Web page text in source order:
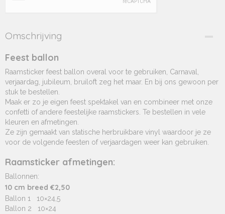
Omschrijving
Feest ballon
Raamsticker feest ballon overal voor te gebruiken, Carnaval,
verjaardag, jubileum, bruiloft zeg het maar. En bij ons gewoon per
stuk te bestellen.
Maak er zo je eigen feest spektakel van en combineer met onze
confetti of andere feestelijke raamstickers. Te bestellen in vele
kleuren en afmetingen.
Ze zijn gemaakt van statische herbruikbare vinyl waardoor je ze
voor de volgende feesten of verjaardagen weer kan gebruiken.
Raamsticker afmetingen:
Ballonnen:
10 cm breed €2,50
Ballon 1 10×24,5
Ballon 2 10×24